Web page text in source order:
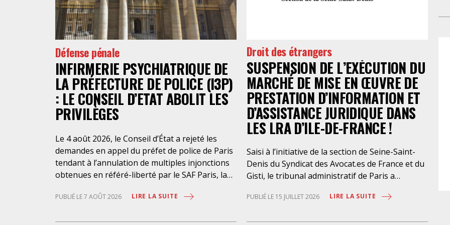
Défense pénale
INFIRMERIE PSYCHIATRIQUE DE
LA PRÉFECTURE DE POLICE (I3P)
: LE CONSEIL D’ETAT ABOLIT LES
PRIVILÈGES
Le 4 août 2026, le Conseil d’État a rejeté les
demandes en appel du préfet de police de Paris
tendant à l’annulation de multiples injonctions
obtenues en référé-liberté par le SAF Paris, la
Psychiatrie. Cette nouvelle décision confirme
PUBLIÉ LE 7 AOÛT 2026 LIRE LA SUITE
Droit des étrangers
SUSPENSION DE L’EXÉCUTION DU
MARCHÉ DE MISE EN ŒUVRE DE
PRESTATION D’INFORMATION ET
D’ASSISTANCE JURIDIQUE DANS
LES LRA D’ILE-DE-FRANCE !
Saisi à l’initiative de la section de Seine-Saint-
Denis du Syndicat des Avocat.es de France et du
Gisti, le tribunal administratif de Paris a
marché public visant à la « mise en œuvre de
PUBLIÉ LE 15 JUILLET 2026 LIRE LA SUITE